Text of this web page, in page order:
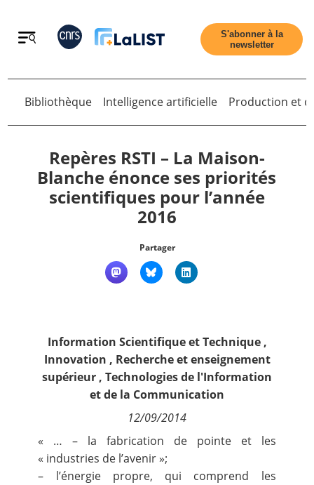
Retour
Accueil
Qui sommes nous ?
Nous suivre
S'abonner à la
newsletter
Bibliothèque Intelligence artificielle Production et
Repères RSTI – La Maison-
Blanche énonce ses priorités
scientifiques pour l’année
2016
Partager
Information Scientifique et Technique,
Innovation , Recherche et enseignement
supérieur , Technologies de l'Information
et de la Communication
12/09/2014
« … – la fabrication de pointe et les
« industries de l’avenir »;
– l’énergie propre, qui comprend les